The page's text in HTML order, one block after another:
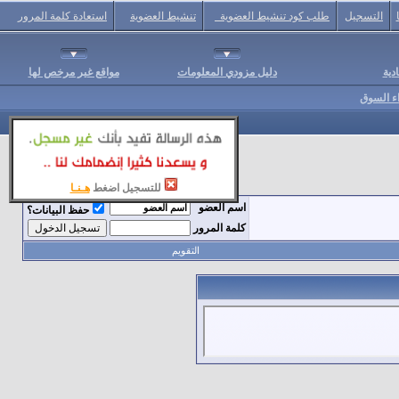
للتسجيل اضغط هـنـا
التسجيل طلب كود تنشيط العضوية تنشيط العضوية استعادة كلمة المرور
دليل مزودي المعلومات مواقع غير مرخص لها
السوق
اسم العضو
حفظ البيانات؟
كلمة المرور
التقويم